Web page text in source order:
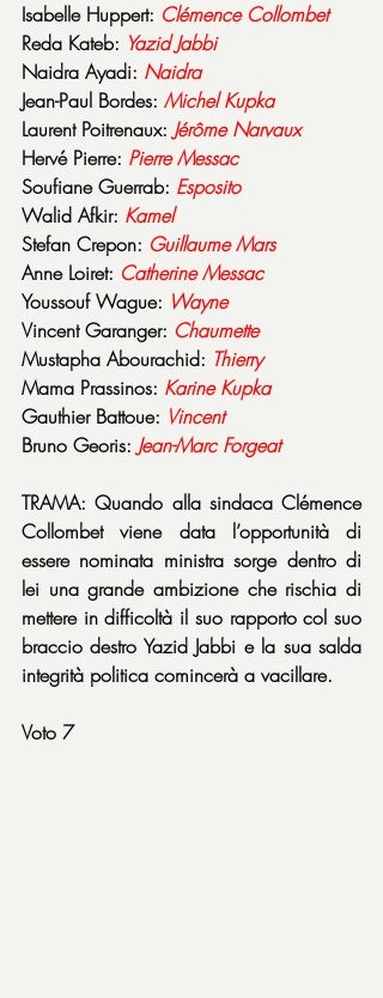
Isabelle Huppert: Clémence Collombet
Reda Kateb: Yazid Jabbi
Naidra Ayadi: Naidra
Jean-Paul Bordes: Michel Kupka
Laurent Poitrenaux: Jérôme Narvaux
Hervé Pierre: Pierre Messac
Soufiane Guerrab: Esposito
Walid Afkir: Kamel
Stefan Crepon: Guillaume Mars
Anne Loiret: Catherine Messac
Youssouf Wague: Wayne
Vincent Garanger: Chaumette
Mustapha Abourachid: Thierry
Mama Prassinos: Karine Kupka
Gauthier Battoue: Vincent
Bruno Georis: Jean-Marc Forgeat
TRAMA: Quando alla sindaca Clémence
Collombet viene data l’opportunità di
essere nominata ministra sorge dentro di
lei una grande ambizione che rischia di
mettere in difficoltà il suo rapporto col suo
braccio destro Yazid Jabbi e la sua salda
integrità politica comincerà a vacillare.
Voto 7